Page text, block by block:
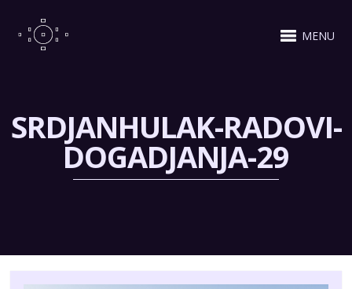
MENU
SRDJANHULAK-RADOVI-
DOGADJANJA-29